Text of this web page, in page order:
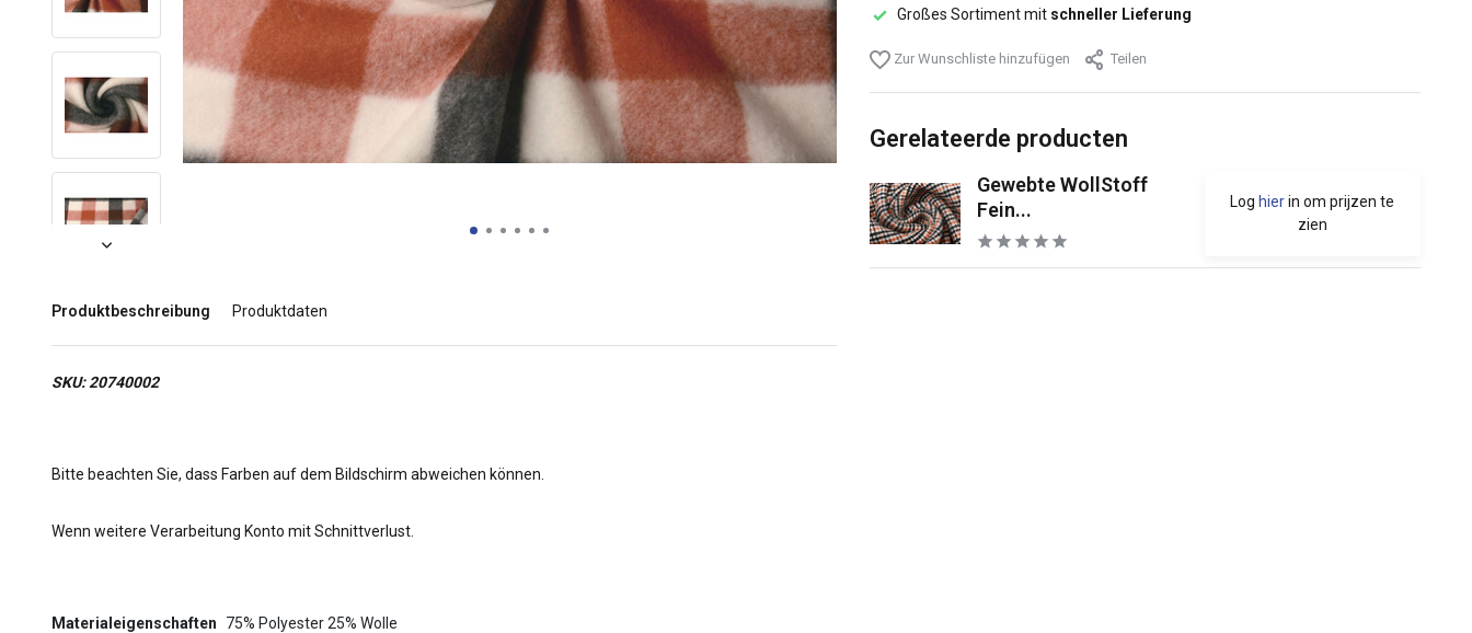
Produktbeschreibung Produktdaten
SKU: 20740002
Bitte beachten Sie, dass Farben auf dem Bildschirm abweichen können.
Wenn weitere Verarbeitung Konto mit Schnittverlust.
Materialeigenschaften
75% Polyester 25% Wolle
Großes Sortiment mit schneller Lieferung
Zur Wunschliste hinzufügen Teilen
Gerelateerde producten
Gewebte WollStoff
Fein...
Log hierin om prijzen te
zien